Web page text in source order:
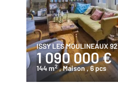
ISSY LES MOULINEAUX 92
1 090 000 €
144 m2 , Maison, 6 pcs